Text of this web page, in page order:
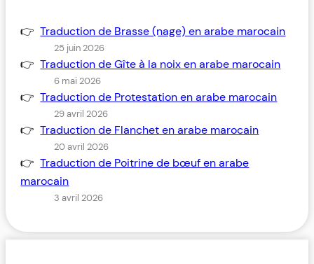
Traduction de Brasse (nage) en arabe marocain
25 juin 2026
Traduction de Gîte à la noix en arabe marocain
6 mai 2026
Traduction de Protestation en arabe marocain
29 avril 2026
Traduction de Flanchet en arabe marocain
20 avril 2026
Traduction de Poitrine de bœuf en arabe
marocain
3 avril 2026